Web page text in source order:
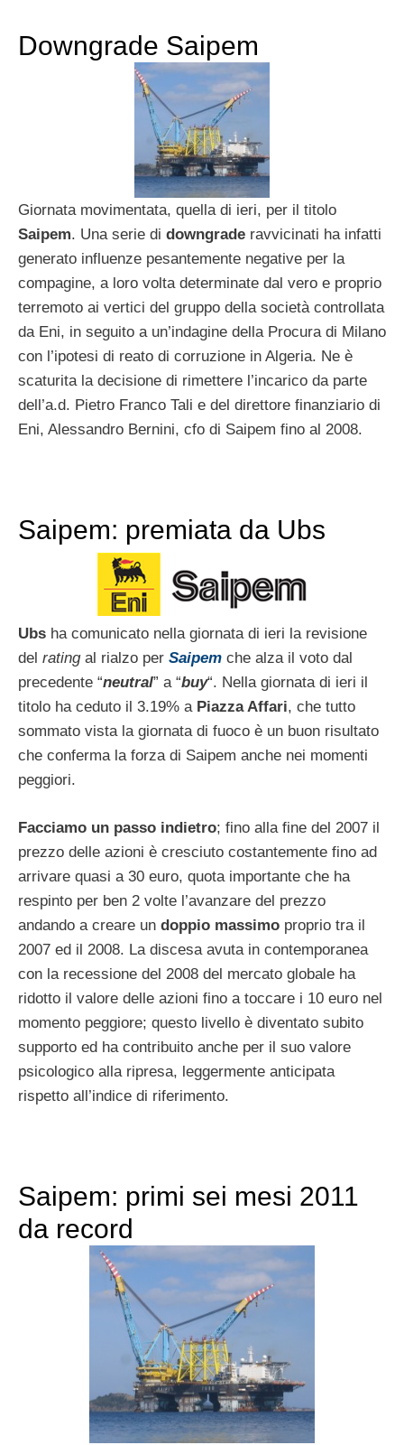
Downgrade Saipem
Giornata movimentata, quella di ieri, per il titolo
Saipem. Una serie di downgrade ravvicinati ha infatti
generato influenze pesantemente negative per la
compagine, a loro volta determinate dal vero e proprio
terremoto ai vertici del gruppo della società controllata
da Eni, in seguito a un’indagine della Procura di Milano
con l’ipotesi di reato di corruzione in Algeria. Ne è
scaturita la decisione di rimettere l’incarico da parte
dell’a.d. Pietro Franco Tali e del direttore finanziario di
Eni, Alessandro Bernini, cfo di Saipem fino al 2008.
Saipem: premiata da Ubs
Ubs ha comunicato nella giornata di ieri la revisione
del ratingal rialzo per Saipem che alza il voto dal
precedente “neutral” a “buy“. Nella giornata di ieri il
titolo ha ceduto il 3.19% a Piazza Affari, che tutto
sommato vista la giornata di fuoco è un buon risultato
che conferma la forza di Saipem anche nei momenti
peggiori.
Facciamo un passo indietro; fino alla fine del 2007 il
prezzo delle azioni è cresciuto costantemente fino ad
arrivare quasi a 30 euro, quota importante che ha
respinto per ben 2 volte l’avanzare del prezzo
andando a creare un doppio massimo proprio tra il
2007 ed il 2008. La discesa avuta in contemporanea
con la recessione del 2008 del mercato globale ha
ridotto il valore delle azioni fino a toccare i 10 euro nel
momento peggiore; questo livello è diventato subito
supporto ed ha contribuito anche per il suo valore
psicologico alla ripresa, leggermente anticipata
rispetto all’indice di riferimento.
Saipem: primi sei mesi 2011
da record